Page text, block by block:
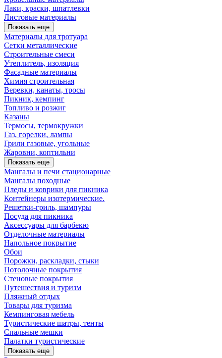
Лаки, краски, шпатлевки
Листовые материалы
Показать еще
Материалы для тротуара
Сетки металлические
Строительные смеси
Утеплитель, изоляция
Фасадные материалы
Химия строительная
Веревки, канаты, тросы
Пикник, кемпинг
Топливо и розжиг
Казаны
Термосы, термокружки
Газ, горелки, лампы
Грили газовые, угольные
Жаровни, коптильни
Показать еще
Мангалы и печи стационарные
Мангалы походные
Пледы и коврики для пикника
Контейнеры изотермические.
Решетки-гриль, шампуры
Посуда для пикника
Аксессуары для барбекю
Отделочные материалы
Напольное покрытие
Обои
Порожки, раскладки, стыки
Потолочные покрытия
Стеновые покрытия
Путешествия и туризм
Пляжный отдых
Товары для туризма
Кемпинговая мебель
Туристические шатры, тенты
Спальные мешки
Палатки туристические
Показать еще